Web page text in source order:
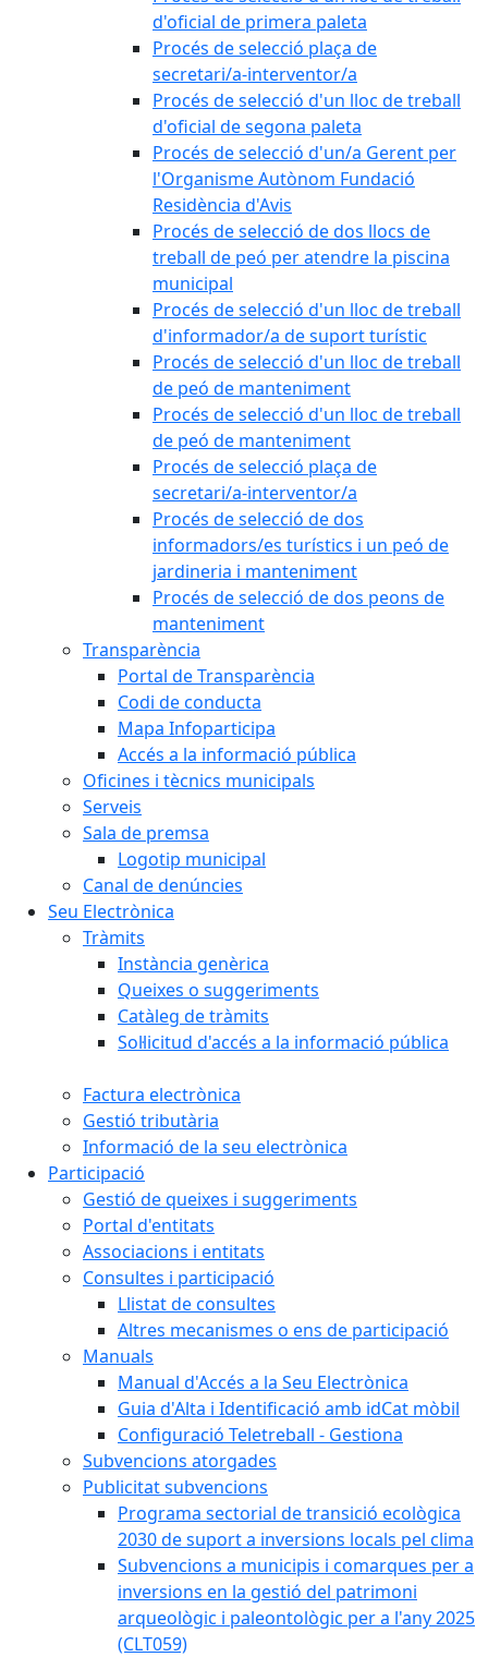
d'oficial de primera paleta
Procés de selecció plaça de
secretari/a-interventor/a
Procés de selecció d'un lloc de treball
d'oficial de segona paleta
Procés de selecció d'un/a Gerent per
l'Organisme Autònom Fundació
Residència d'Avis
Procés de selecció de dos llocs de
treball de peó per atendre la piscina
municipal
Procés de selecció d'un lloc de treball
d'informador/a de suport turístic
Procés de selecció d'un lloc de treball
de peó de manteniment
Procés de selecció d'un lloc de treball
de peó de manteniment
Procés de selecció plaça de
secretari/a-interventor/a
Procés de selecció de dos
informadors/es turístics i un peó de
jardineria i manteniment
Procés de selecció de dos peons de
manteniment
Transparència
Portal de Transparència
Codi de conducta
Mapa Infoparticipa
Accés a la informació pública
Oficines i tècnics municipals
Serveis
Sala de premsa
Logotip municipal
Canal de denúncies
Seu Electrònica
Tràmits
Instància genèrica
Queixes o suggeriments
Catàleg de tràmits
Sol·licitud d'accés a la informació pública
Factura electrònica
Gestió tributària
Informació de la seu electrònica
Participació
Gestió de queixes i suggeriments
Portal d'entitats
Associacions i entitats
Consultes i participació
Llistat de consultes
Altres mecanismes o ens de participació
Manuals
Manual d'Accés a la Seu Electrònica
Guia d'Alta i Identificació amb idCat mòbil
Configuració Teletreball - Gestiona
Subvencions atorgades
Publicitat subvencions
Programa sectorial de transició ecològica
2030 de suport a inversions locals pel clima
Subvencions a municipis i comarques per a
inversions en la gestió del patrimoni
arqueològic i paleontològic per a l'any 2025
(CLT059)